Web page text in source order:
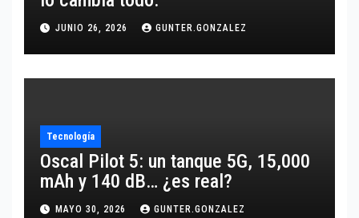
JUNIO 26, 2026 GUNTER.GONZALEZ
Tecnología
Oscal Pilot 5: un tanque 5G, 15,000
mAh y 140 dB… ¿es real?
MAYO 30, 2026 GUNTER.GONZALEZ